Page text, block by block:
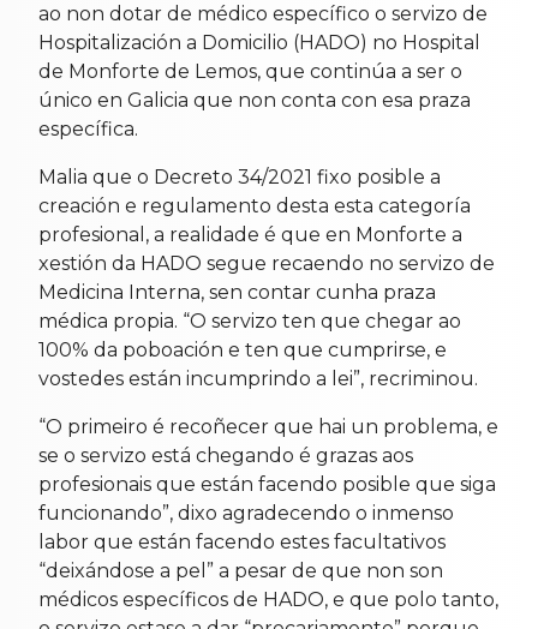
ao non dotar de médico específico o servizo de
Hospitalización a Domicilio (HADO) no Hospital
de Monforte de Lemos, que continúa a ser o
único en Galicia que non conta con esa praza
específica.
Malia que o Decreto 34/2021 fixo posible a
creación e regulamento desta esta categoría
profesional, a realidade é que en Monforte a
xestión da HADO segue recaendo no servizo de
Medicina Interna, sen contar cunha praza
médica propia. “O servizo ten que chegar ao
100% da poboación e ten que cumprirse, e
vostedes están incumprindo a lei”, recriminou.
“O primeiro é recoñecer que hai un problema, e
se o servizo está chegando é grazas aos
profesionais que están facendo posible que siga
funcionando”, dixo agradecendo o inmenso
labor que están facendo estes facultativos
“deixándose a pel” a pesar de que non son
médicos específicos de HADO, e que polo tanto,